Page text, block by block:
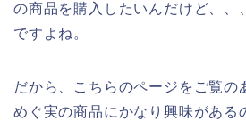
の商品を購入したいんだけど、、
ですよね。
だから、こちらのページをご覧の
めぐ実の商品にかなり興味がある